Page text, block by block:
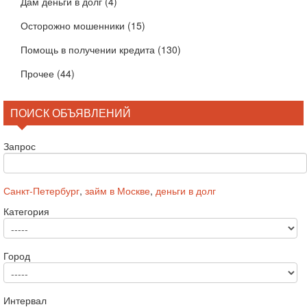
Осторожно мошенники (15)
Помощь в получении кредита (130)
Прочее (44)
ПОИСК ОБЪЯВЛЕНИЙ
Запрос
Санкт-Петербург, займ в Москве, деньги в долг
Категория
Город
Интервал